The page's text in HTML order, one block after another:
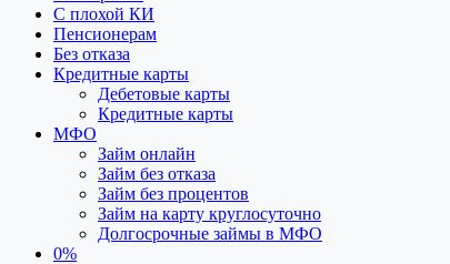
С плохой КИ
Пенсионерам
Без отказа
Кредитные карты
Дебетовые карты
Кредитные карты
МФО
Займ онлайн
Займ без отказа
Займ без процентов
Займ на карту круглосуточно
Долгосрочные займы в МФО
0%